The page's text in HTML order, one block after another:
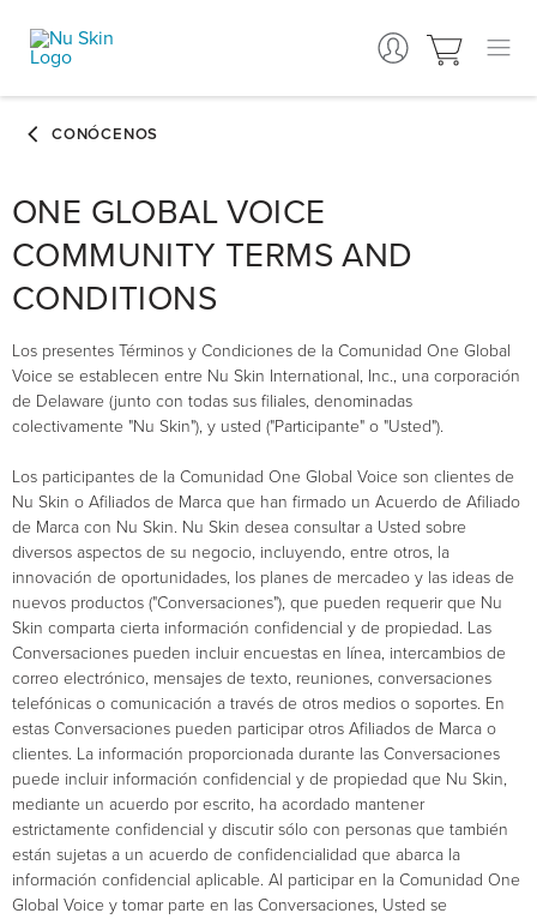
ONE GLOBAL VOICE
COMMUNITY TERMS AND
CONDITIONS
Los presentes Términos y Condiciones de la Comunidad One Global
Voice se establecen entre Nu Skin International, Inc., una corporación
de Delaware (junto con todas sus filiales, denominadas
colectivamente "Nu Skin"), y usted ("Participante" o "Usted").
Los participantes de la Comunidad One Global Voice son clientes de
Nu Skin o Afiliados de Marca que han firmado un Acuerdo de Afiliado
de Marca con Nu Skin. Nu Skin desea consultar a Usted sobre
diversos aspectos de su negocio, incluyendo, entre otros, la
innovación de oportunidades, los planes de mercadeo y las ideas de
nuevos productos ("Conversaciones"), que pueden requerir que Nu
Skin comparta cierta información confidencial y de propiedad. Las
Conversaciones pueden incluir encuestas en línea, intercambios de
correo electrónico, mensajes de texto, reuniones, conversaciones
telefónicas o comunicación a través de otros medios o soportes. En
estas Conversaciones pueden participar otros Afiliados de Marca o
clientes. La información proporcionada durante las Conversaciones
puede incluir información confidencial y de propiedad que Nu Skin,
mediante un acuerdo por escrito, ha acordado mantener
estrictamente confidencial y discutir sólo con personas que también
están sujetas a un acuerdo de confidencialidad que abarca la
información confidencial aplicable. Al participar en la Comunidad One
Global Voice y tomar parte en las Conversaciones, Usted se